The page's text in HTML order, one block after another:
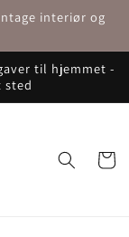
interiør og
til hjemmet -
sted